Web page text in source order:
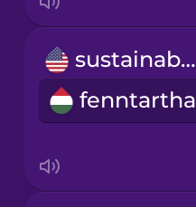
sustainable